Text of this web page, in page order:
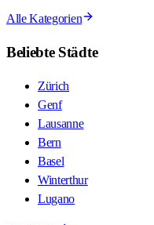
Alle Kategorien
Beliebte Städte
Zürich
Genf
Lausanne
Bern
Basel
Winterthur
Lugano